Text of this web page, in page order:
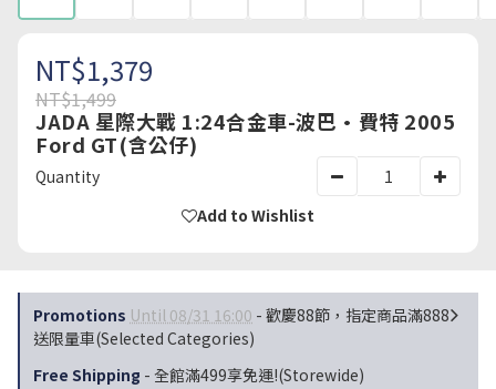
NT$1,379
NT$1,499
JADA 星際大戰 1:24合金車-波巴·費特 2005
Ford GT(含公仔)
Quantity
Add to Wishlist
Promotions Until 08/31 16:00 - 歡慶88節，指定商品滿888
送限量車(Selected Categories)
Free Shipping - 全館滿499享免運!(Storewide)